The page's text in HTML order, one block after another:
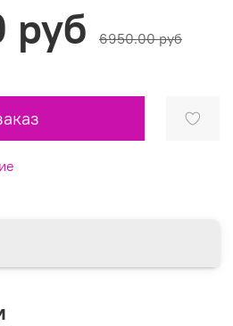
руб 6950.00 руб